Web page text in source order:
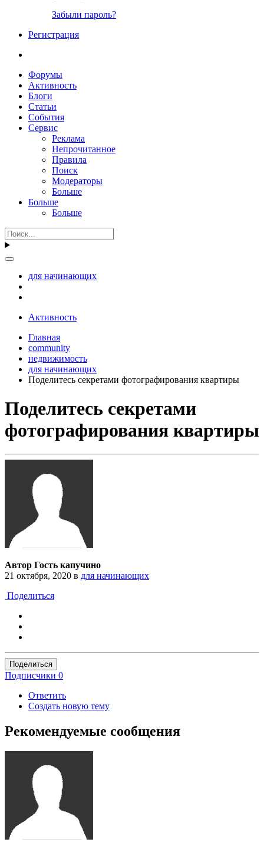
Забыли пароль?
Регистрация
Форумы
Активность
Блоги
Статьи
События
Сервис
Реклама
Непрочитанное
Правила
Поиск
Модераторы
Больше
Больше
Больше
для начинающих
Активность
Главная
community
недвижимость
для начинающих
Поделитесь секретами фотографирования квартиры
Поделитесь секретами
фотографирования квартиры
Автор Гость капучино
21 октября, 2020 в для начинающих
Поделиться
Поделиться
Подписчики 0
Ответить
Создать новую тему
Рекомендуемые сообщения